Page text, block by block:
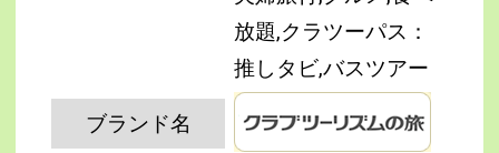
放題,クラツーパス：
推しタビ,バスツアー
ブランド名